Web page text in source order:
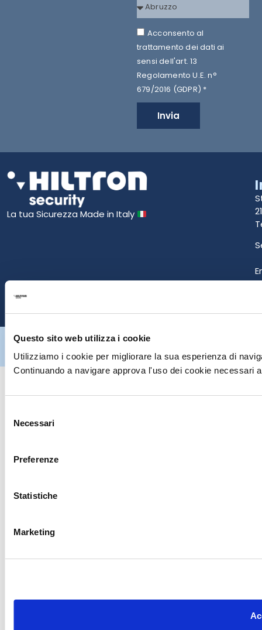
Questo sito web utilizza i cookie
Utilizziamo i cookie per migliorare la sua esperienza di
Continuando a navigare approva l'uso dei cookie necessari
delNecessari
Preferenze
Statistiche
Marketing
Acconsento al
trattamento dei dati ai
sensi dell'art. 13
Regolamento U.E. n°
679/2016 (GDPR) *
Invia
La tua Sicurezza Made in Italy
Hiltron Security è distribuito in Italia da Hiltron Land S.r.l. | P.IVA
riservati